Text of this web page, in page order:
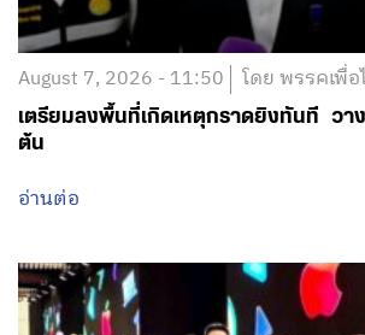
August 7, 2026 - 11:50 โดย พรรคเพื่อ
เตรียมลงพื้นที่เกิดเหตุกราดยิงทันที วา
ต้น
อ่านต่อ